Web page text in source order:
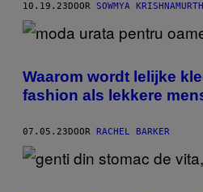
10.19.23 DOOR SOWMYA
Waarom wordt lelijke
fashion als lekkere
07.05.23DOOR RACHEL BARKER